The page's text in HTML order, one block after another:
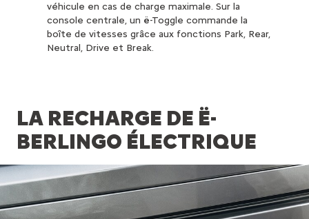
véhicule en cas de charge maximale. Sur la
console centrale, un ë-Toggle commande la
boîte de vitesses grâce aux fonctions Park, Rear,
Neutral, Drive et Break.
LA RECHARGE DE Ë-
BERLINGO ÉLECTRIQUE